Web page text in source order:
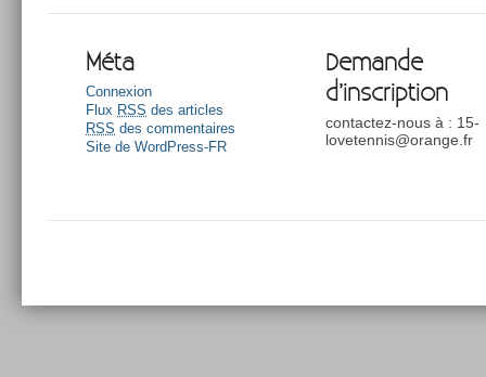
Méta
Connexion
Flux RSS des articles
RSS des commentaires
Site de WordPress-FR
Demande
d’inscription
contactez-nous à : 15-
lovetennis@orange.fr